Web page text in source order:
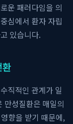
운 패러다임을 의
심에서 환자 자립
있습니다.
직적인 관계가 일
만성질환은 매일의
향을 받기 때문에,